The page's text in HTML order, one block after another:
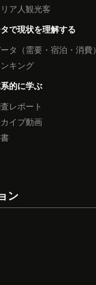
ア人観光客
で現状を理解する
タ（需要・宿泊・消費）
キング
的に学ぶ
レポート
イブ動画
ン